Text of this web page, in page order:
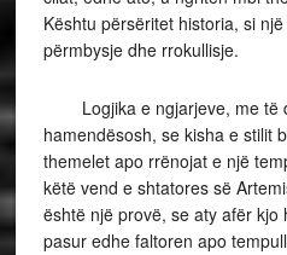
Kështu përsëritet historia, si
përmbysje dhe rrokullisje.
Logjika e ngjarjeve, me të
hamendësosh, se kisha e stilit
themelet apo rrënojat e një
këtë vend e shtatores së
është një provë, se aty afër kjo
pasur edhe faltoren apo